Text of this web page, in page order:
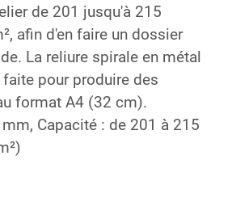
de 201 jusqu'à 215
afin d'en faire un dossier
La reliure spirale en métal
pour produire des
format A4 (32 cm).
Capacité : de 201 à 215